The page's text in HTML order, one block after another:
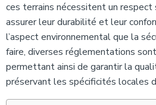
ces terrains nécessitent un
assurer leur durabilité et leur
l’aspect environnemental que la
faire, diverses réglementations
permettant ainsi de garantir la
préservant les spécificités locales